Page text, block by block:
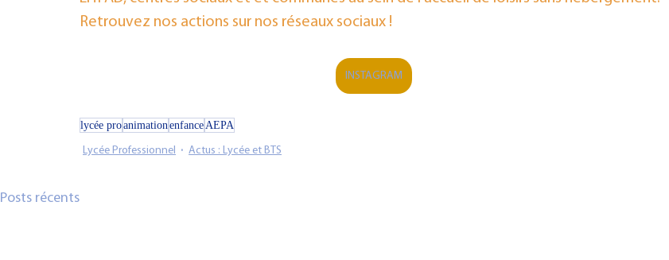
Retrouvez nos actions sur nos réseaux sociaux !
INSTAGRAM
lycée proanimationenfanceAEPA
Lycée Professionnel Actus : Lycée et BTS
Posts récents